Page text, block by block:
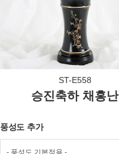
ST-E558
승진축하 채홍난
풍성도 추가